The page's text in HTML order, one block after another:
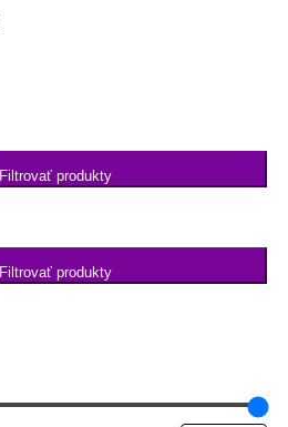
Filtrovať produkty
Filtrovať produkty